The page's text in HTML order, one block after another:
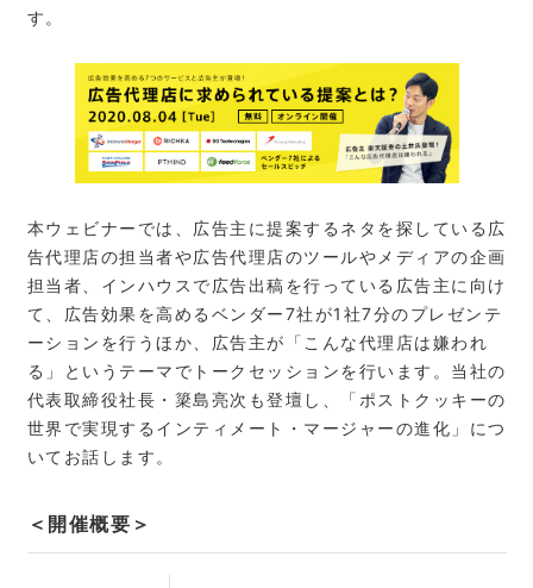
す。
本ウェビナーでは、広告主に提案するネタを探している広
告代理店の担当者や広告代理店のツールやメディアの企画
担当者、インハウスで広告出稿を行っている広告主に向け
て、広告効果を高めるベンダー7社が1社7分のプレゼンテ
ーションを行うほか、広告主が「こんな代理店は嫌われ
る」というテーマでトークセッションを行います。当社の
代表取締役社長・簗島亮次も登壇し、「ポストクッキーの
世界で実現するインティメート・マージャーの進化」につ
いてお話します。
＜開催概要＞